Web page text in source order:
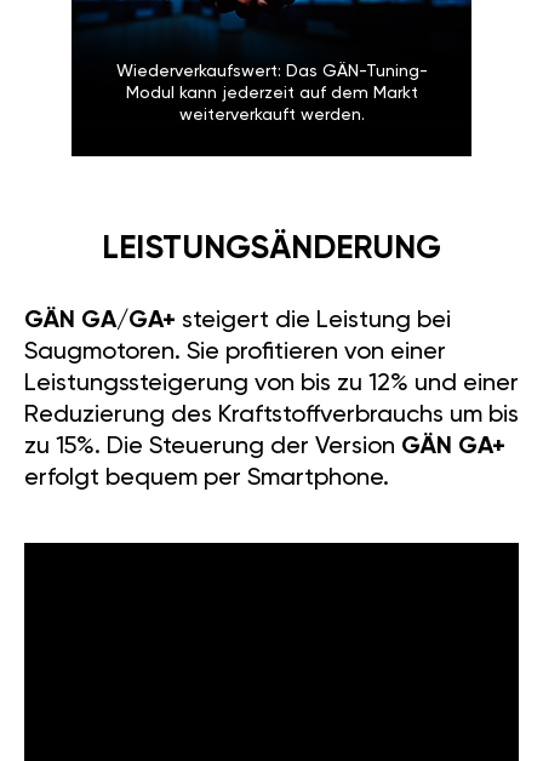
Wiederverkaufswert: Das GÄN-Tuning-
Modul kann jederzeit auf dem Markt
weiterverkauft werden.
LEISTUNGSÄNDERUNG
GÄN GA/GA+ steigert die Leistung bei
Saugmotoren. Sie profitieren von einer
Leistungssteigerung von bis zu 12% und einer
Reduzierung des Kraftstoffverbrauchs um bis
zu 15%. Die Steuerung der Version GÄN GA+
erfolgt bequem per Smartphone.